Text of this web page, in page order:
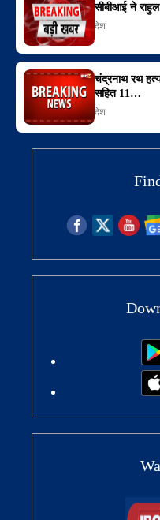
सीबीआई ने
देश
चंद्रनाथ रथ
सहित 11…
देश